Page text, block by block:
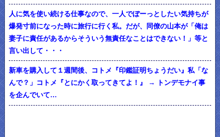
人に気を使い続ける仕事なので、一人でぼーっとしたい気持ちが
爆発寸前になった時に旅行に行く私。だが、同僚の山本が「俺は
妻子に責任があるからそういう無責任なことはできない！」等と
言い出して・・・
新車を購入して１週間後、コトメ『印鑑証明ちょうだい』私「な
んで？」コトメ『とにかく取ってきてよ！』 → トンデモナイ事
を企んでいて…